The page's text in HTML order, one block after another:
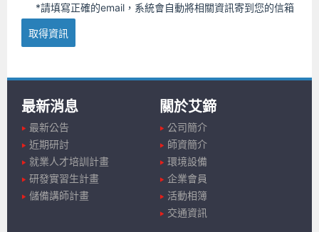
*請填寫正確的email，系統會自動將相關資訊寄到您的信箱
取得資訊
最新消息
最新公告
近期研討
就業人才培訓計畫
研發實習生計畫
儲備講師計畫
關於艾鍗
公司簡介
師資簡介
環境設備
企業會員
活動相簿
交通資訊